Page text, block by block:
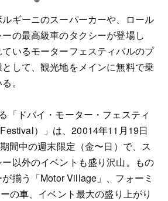
ギーニのスーパーカーや、ロール
の最高級車のタクシーが登場し
いるモーターフェスティバルのプ
して、観光地をメインに無料で乗
。
「ドバイ・モーター・フェスティ
）」は、20014年11月19日
間中の週末限定（金〜日）で、ス
以外のイベントも盛り沢山。もの
揃う「Motor Village」、フォーミ
の車、イベント最大の盛り上がり